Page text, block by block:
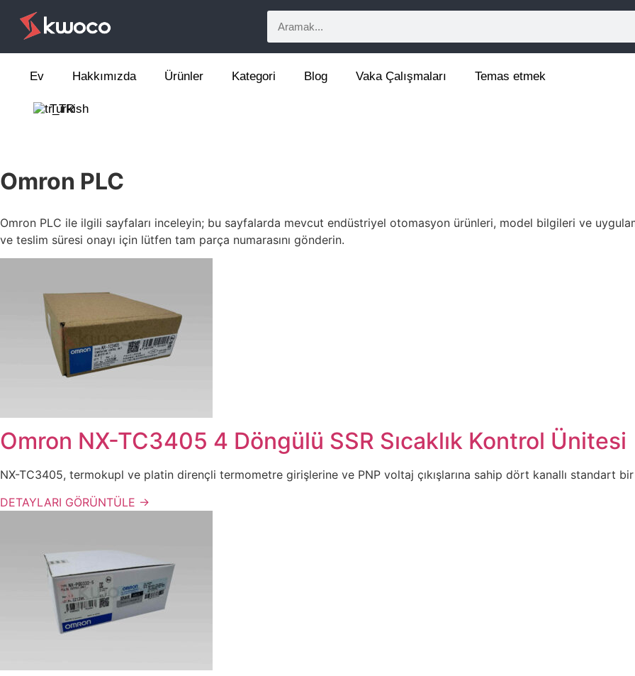
Ev Hakkımızda Ürünler Kategori Blog Vaka Çalışmaları Temas etmek
Turkish
Omron PLC
Omron PLC ile ilgili sayfaları inceleyin; bu sayfalarda mevcut endüstriyel otomasyon ürünleri, model bilgileri ve
ve teslim süresi onayı için lütfen tam parça numarasını gönderin.
Omron NX-TC3405 4 Döngülü SSR Sıcaklık Kontrol Ünitesi
NX-TC3405, termokupl ve platin dirençli termometre girişlerine ve PNP voltaj çıkışlarına sahip dört kanallı standart
DETAYLARI GÖRÜNTÜLE →